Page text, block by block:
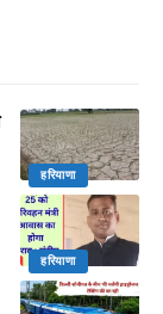
हरियाणा
हरियाणा